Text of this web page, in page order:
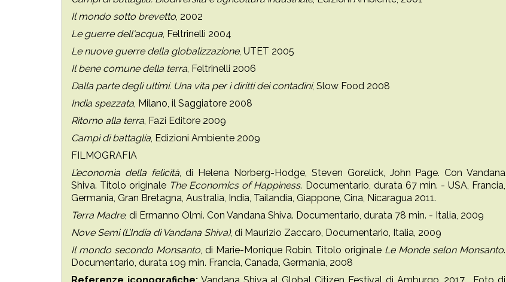
Il mondo sotto brevetto, 2002
Le guerre dell'acqua, Feltrinelli 2004
Le nuove guerre della globalizzazione, UTET 2005
Il bene comune della terra, Feltrinelli 2006
Dalla parte degli ultimi. Una vita per i diritti dei contadini, Slow Food 2008
India spezzata, Milano, il Saggiatore 2008
Ritorno alla terra, Fazi Editore 2009
Campi di battaglia, Edizioni Ambiente 2009
FILMOGRAFIA
L’economia della felicità, di Helena Norberg-Hodge, Steven Gorelick, John Page. Con Vandana
Shiva. Titolo originale The Economics of Happiness. Documentario, durata 67 min. - USA, Francia,
Germania, Gran Bretagna, Australia, India, Tailandia, Giappone, Cina, Nicaragua 2011.
Terra Madre, di Ermanno Olmi. Con Vandana Shiva. Documentario, durata 78 min. - Italia, 2009
Nove Semi (L’India di Vandana Shiva), di Maurizio Zaccaro, Documentario, Italia, 2009
Il mondo secondo Monsanto, di Marie-Monique Robin. Titolo originale Le Monde selon Monsanto.
Documentario, durata 109 min. Francia, Canada, Germania, 2008